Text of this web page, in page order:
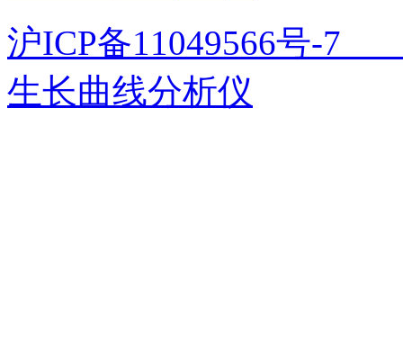
沪ICP备11049566号
生长曲线分析仪